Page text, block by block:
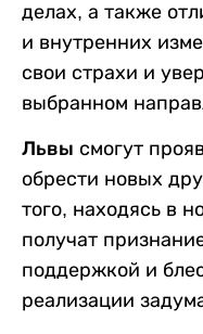
делах, а также
и внутренних
свои страхи и
выбранном
Львы смогут
обрести новых
того, находясь в
получат
поддержкой и
реализации